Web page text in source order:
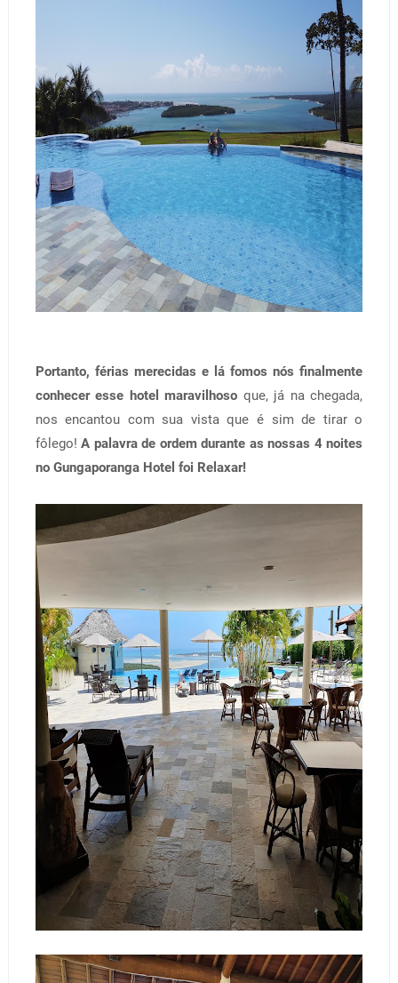
Portanto, férias merecidas e lá fomos nós finalmente
conhecer esse hotel maravilhoso que, já na chegada,
nos encantou com sua vista que é sim de tirar o
fôlego!A palavra de ordem durante as nossas 4 noites
no Gungaporanga Hotel foi Relaxar!